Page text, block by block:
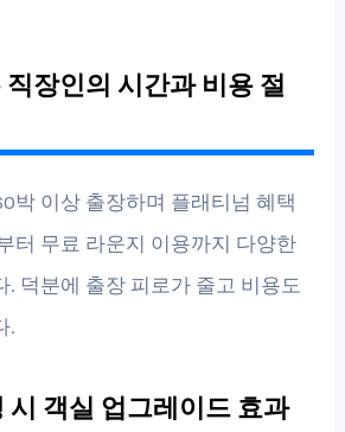
장인의 시간과 비용 절
박 이상 출장하며 플래티넘 혜택
터 무료 라운지 이용까지 다양한
. 덕분에 출장 피로가 줄고 비용도
.
시 객실 업그레이드 효과